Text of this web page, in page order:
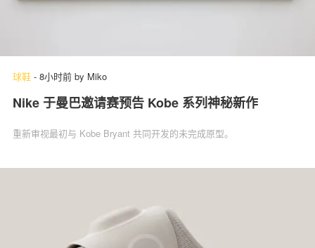
球鞋 - 8小时前 by Miko
Nike 于曼巴邀请赛预告 Kobe 系列神秘新作
重新审视最初与 Kobe Bryant 共同开发的未完成原型。